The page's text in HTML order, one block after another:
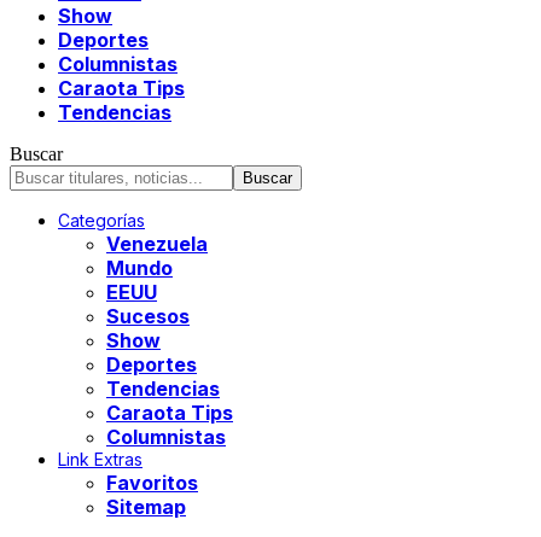
Show
Deportes
Columnistas
Caraota Tips
Tendencias
Buscar
Categorías
Venezuela
Mundo
EEUU
Sucesos
Show
Deportes
Tendencias
Caraota Tips
Columnistas
Link Extras
Favoritos
Sitemap